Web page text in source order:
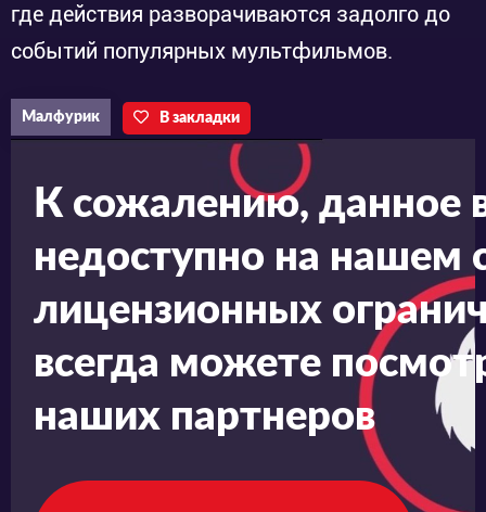
где действия разворачиваются задолго до
событий популярных мультфильмов.
Малфурик В закладки
К сожалению, данное
недоступно на нашем
лицензионных
всегда можете
наших партнеров